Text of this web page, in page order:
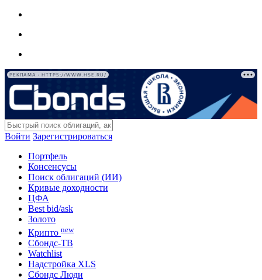
РЕКЛАМА • HTTPS://WWW.HSE.RU/
Войти Зарегистрироваться
Портфель
Консенсусы
Поиск облигаций (ИИ)
Кривые доходности
ЦФА
Best bid/ask
Золото
Крипто new
Сбондс-ТВ
Watchlist
Надстройка XLS
Сбондс Люди